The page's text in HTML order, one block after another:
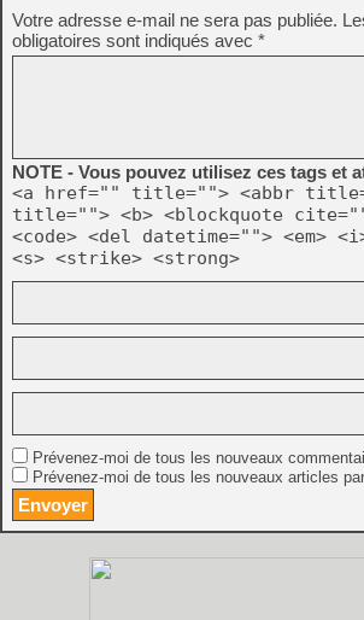
Votre adresse e-mail ne sera pas publiée.
obligatoires sont indiqués avec *
NOTE - Vous pouvez utilisez ces tags et
<a href="" title=""> <abbr
title=""> <b> <blockquote
<code> <del datetime=""> <em>
<s> <strike> <strong>
Prévenez-moi de tous les nouveaux
Prévenez-moi de tous les nouveaux articles